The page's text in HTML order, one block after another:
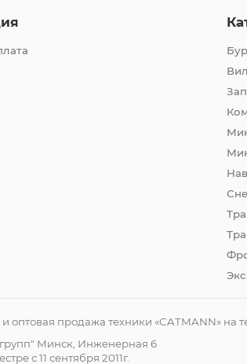
оптовая продажа техники «CATMANN» на
Минск, Инженерная 6
с 11 сентября 2011г.